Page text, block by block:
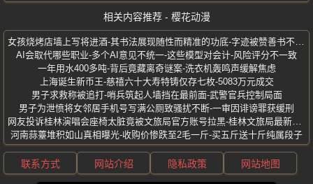
相关内容推荐 - 樱花动漫
AI会取代哪些职业-多个AI意见不统一-这些模型对会计-风险评分不一致
一年用水400多吨-背后竟藏离奇谜案-洗衣机轰鸣声缓解焦虑
上海诞生新币王-慈禧六十大寿特铸仅存七枚-5083万元成交
男子求救称被追打-哨兵筑起人墙挡在最前面-武警官兵控制局面
男子为泄愤将女邻居手机号写满公厕致骚扰不断-一审因诽谤罪获缓刑
河南蒜薹堆积如山真相曝光-收购价惨跌至2毛一斤-买五斤送十斤纯属段子
联系方式 网站介绍 隐私政策 网站地图